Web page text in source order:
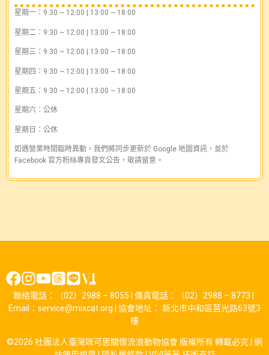
星期一：9:30 ~ 12:00 | 13:00 ~ 18:00
星期二：9:30 ~ 12:00 | 13:00 ~ 18:00
星期三：9:30 ~ 12:00 | 13:00 ~ 18:00
星期四：9:30 ~ 12:00 | 13:00 ~ 18:00
星期五：9:30 ~ 12:00 | 13:00 ~ 18:00
星期六：公休
星期日：公休
如遇營業時間臨時異動，我們將同步更新於 Google 地圖資訊，並於
Facebook 官方粉絲專頁發文公告，敬請留意。
聯絡電話：（02）2988 – 8055 | 傳真電話：（02）2988 – 8773 |
Email：service@mixcat.org | 協會地址： 新北市中和區莒光路63號3
樓
©2026 社團法人臺灣咪可思關懷流浪動物協會 版權所有 轉載必究 | 網